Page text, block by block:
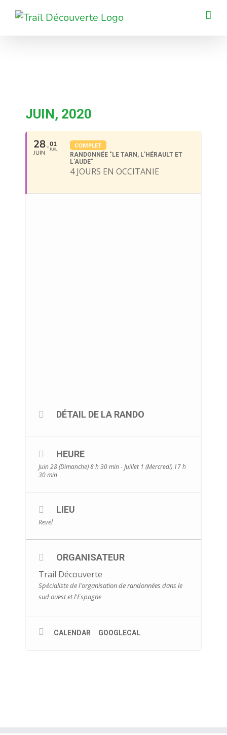
Passer
JUIN, 2020
28
JUIN
01
JUIL
COMPLET
RANDONNÉE "LE TARN, L'HÉRAULT ET
L'AUDE"
4 JOURS EN OCCITANIE
DÉTAIL DE LA RANDO
HEURE
Juin 28 (Dimanche) 8 h 30 min - Juillet 1 (Mercredi) 17 h
30 min
LIEU
Revel
ORGANISATEUR
Trail Découverte
Spécialiste de l'organisation de randonnées dans le
sud ouest et l'Espagne
CALENDAR GOOGLECAL